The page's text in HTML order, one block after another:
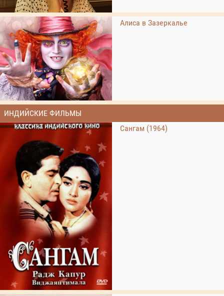
Алиса в Зазеркалье
ИНДИЙСКИЕ ФИЛЬМЫ
Сангам (1964)